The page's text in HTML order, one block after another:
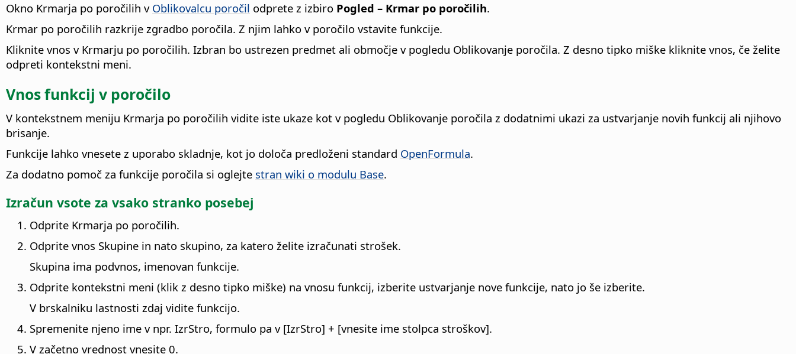
Okno Krmarja po poročilih v Oblikovalcu poročil odprete z izbiro Pogled – Krmar po poročilih.
Krmar po poročilih razkrije zgradbo poročila. Z njim lahko v poročilo vstavite funkcije.
Kliknite vnos v Krmarju po poročilih. Izbran bo ustrezen predmet ali območje v pogledu Oblikovanje poročila. Z desno tipko miške kliknite vnos, če želite
odpreti kontekstni meni.
Vnos funkcij v poročilo
V kontekstnem meniju Krmarja po poročilih vidite iste ukaze kot v pogledu Oblikovanje poročila z dodatnimi ukazi za ustvarjanje novih funkcij ali njihovo
brisanje.
Funkcije lahko vnesete z uporabo skladnje, kot jo določa predloženi standard OpenFormula.
Za dodatno pomoč za funkcije poročila si oglejte stran wiki o modulu Base.
Izračun vsote za vsako stranko posebej
Odprite Krmarja po poročilih.
Odprite vnos Skupine in nato skupino, za katero želite izračunati strošek.
Skupina ima podvnos, imenovan funkcije.
Odprite kontekstni meni (klik z desno tipko miške) na vnosu funkcij, izberite ustvarjanje nove funkcije, nato jo še izberite.
V brskalniku lastnosti zdaj vidite funkcijo.
Spremenite njeno ime v npr. IzrStro, formulo pa v [IzrStro] + [vnesite ime stolpca stroškov].
V začetno vrednost vnesite 0.